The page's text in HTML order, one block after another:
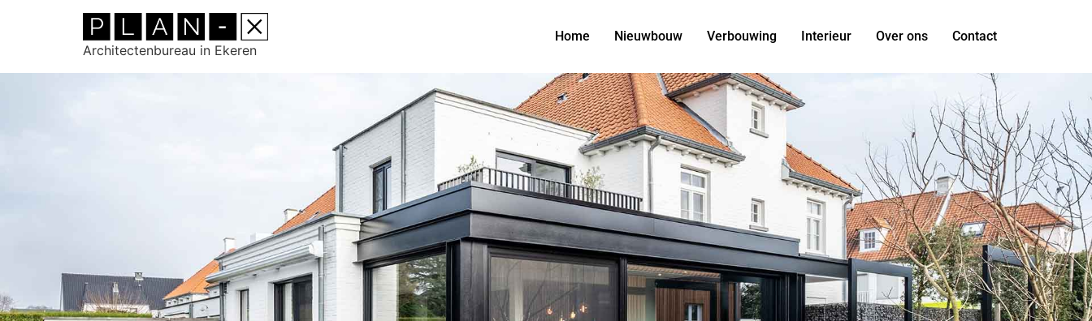
Architectenbureau in Ekeren
Home Nieuwbouw Verbouwing Interieur Over ons Contact